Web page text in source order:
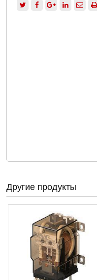
Другие продукты